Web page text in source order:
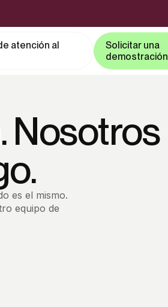
atención al
Solicitar una
demostración
Nosotros
es el mismo.
equipo de